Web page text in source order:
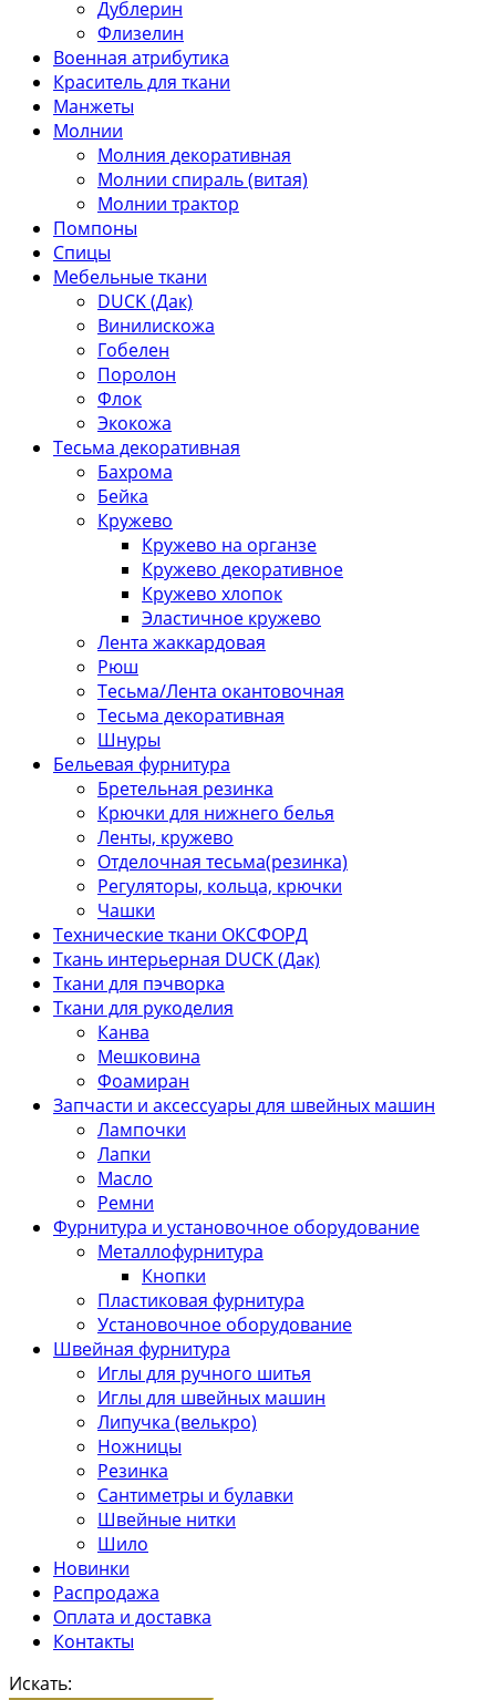
Дублерин
Флизелин
Военная атрибутика
Краситель для ткани
Манжеты
Молнии
Молния декоративная
Молнии спираль (витая)
Молнии трактор
Помпоны
Спицы
Мебельные ткани
DUCK (Дак)
Винилискожа
Гобелен
Поролон
Флок
Экокожа
Тесьма декоративная
Бахрома
Бейка
Кружево
Кружево на органзе
Кружево декоративное
Кружево хлопок
Эластичное кружево
Лента жаккардовая
Рюш
Тесьма/Лента окантовочная
Тесьма декоративная
Шнуры
Бельевая фурнитура
Бретельная резинка
Крючки для нижнего белья
Ленты, кружево
Отделочная тесьма(резинка)
Регуляторы, кольца, крючки
Чашки
Технические ткани ОКСФОРД
Ткань интерьерная DUCK (Дак)
Ткани для пэчворка
Ткани для рукоделия
Канва
Мешковина
Фоамиран
Запчасти и аксессуары для швейных машин
Лампочки
Лапки
Масло
Ремни
Фурнитура и установочное оборудование
Металлофурнитура
Кнопки
Пластиковая фурнитура
Установочное оборудование
Швейная фурнитура
Иглы для ручного шитья
Иглы для швейных машин
Липучка (велькро)
Ножницы
Резинка
Сантиметры и булавки
Швейные нитки
Шило
Новинки
Распродажа
Оплата и доставка
Контакты
Искать: